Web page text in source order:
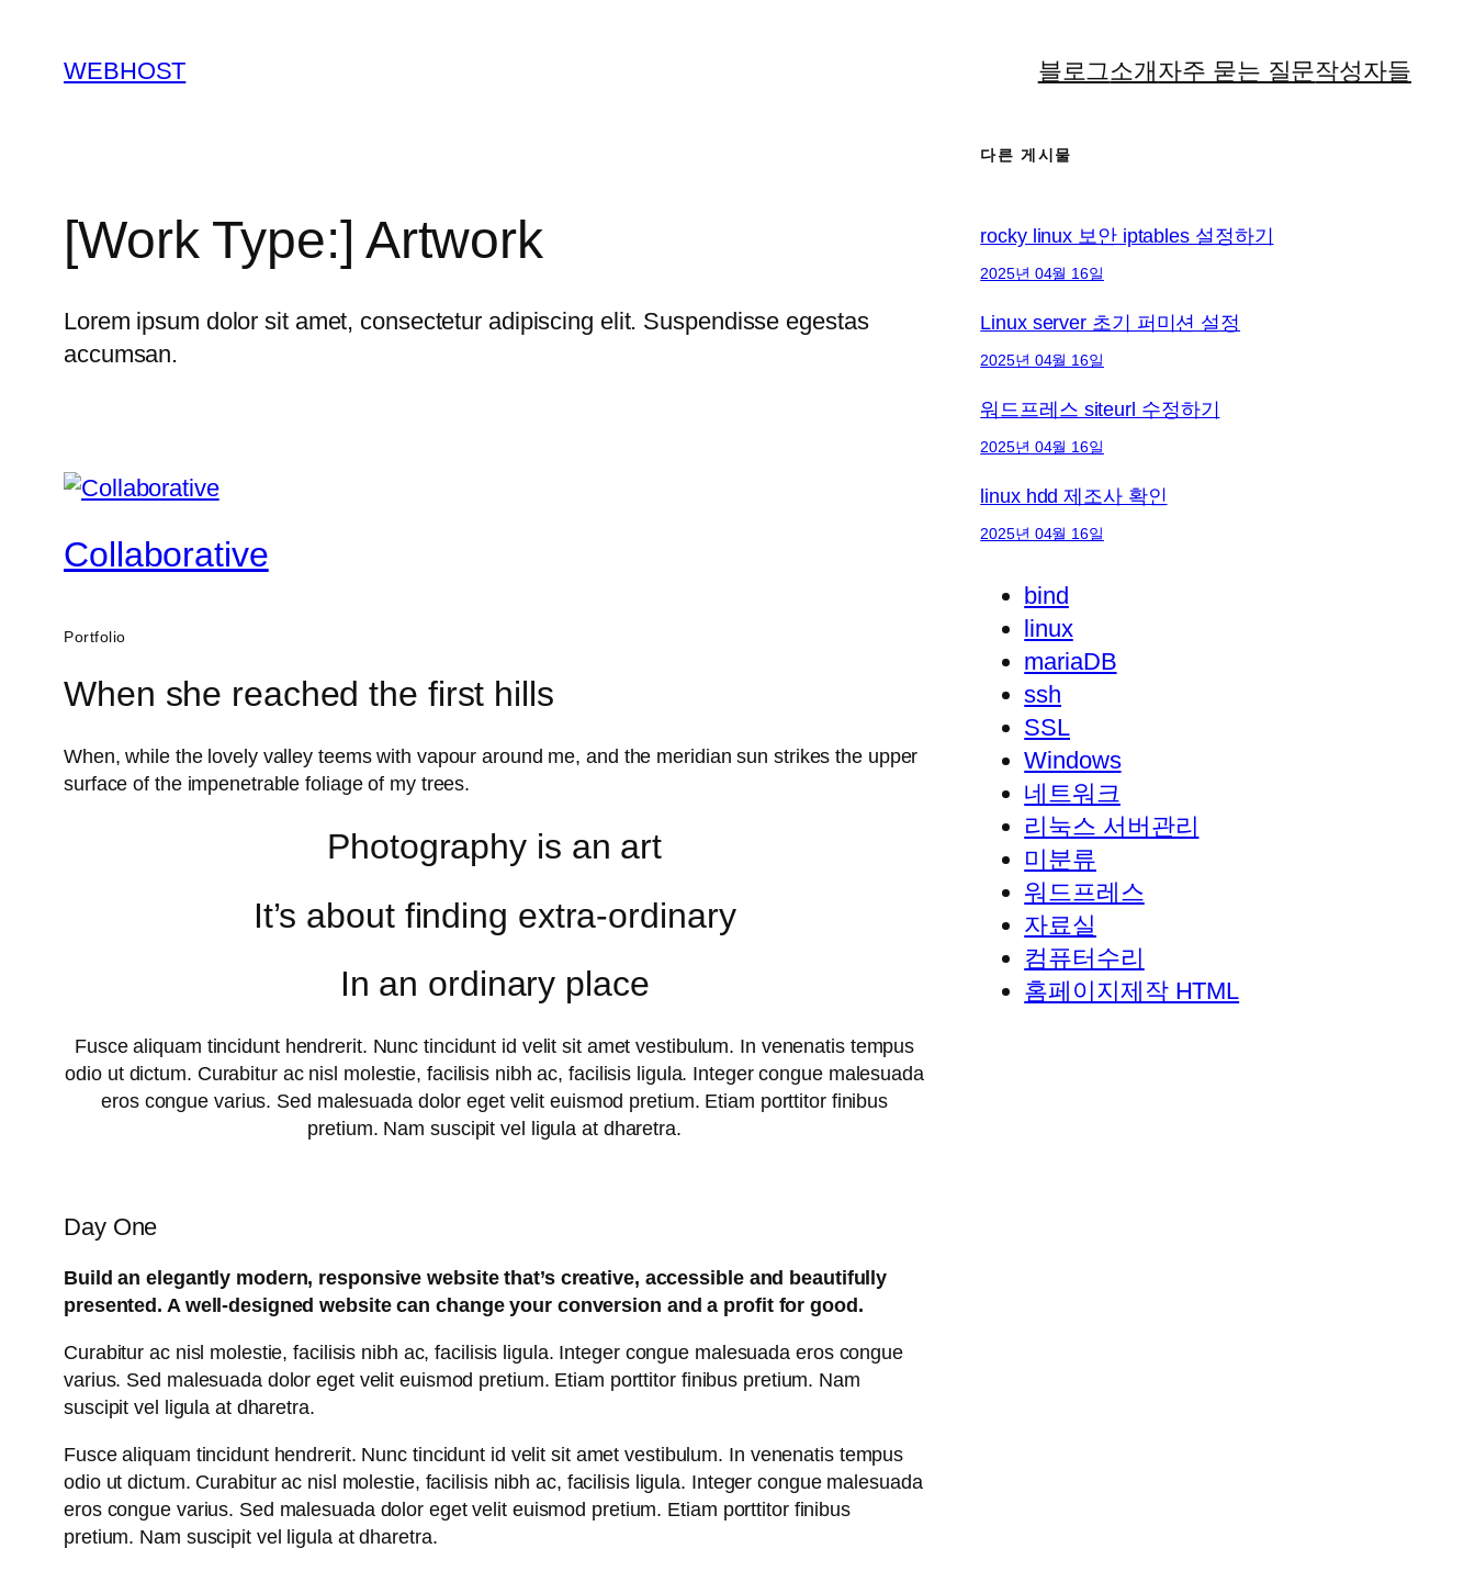
WEBHOST 블로그소개자주 묻는 질문작성자들
[Work Type:] Artwork
Lorem ipsum dolor sit amet, consectetur adipiscing elit. Suspendisse egestas
accumsan.
Collaborative
Portfolio
When she reached the first hills
When, while the lovely valley teems with vapour around me, and the meridian sun strikes the upper
surface of the impenetrable foliage of my trees.
Photography is an art
It’s about finding extra-ordinary
In an ordinary place
Fusce aliquam tincidunt hendrerit. Nunc tincidunt id velit sit amet vestibulum. In venenatis tempus
odio ut dictum. Curabitur ac nisl molestie, facilisis nibh ac, facilisis ligula. Integer congue malesuada
eros congue varius. Sed malesuada dolor eget velit euismod pretium. Etiam porttitor finibus
pretium. Nam suscipit vel ligula at dharetra.
Day One
Build an elegantly modern, responsive website that’s creative, accessible and beautifully
presented. A well-designed website can change your conversion and a profit for good.
Curabitur ac nisl molestie, facilisis nibh ac, facilisis ligula. Integer congue malesuada eros congue
varius. Sed malesuada dolor eget velit euismod pretium. Etiam porttitor finibus pretium. Nam
suscipit vel ligula at dharetra.
Fusce aliquam tincidunt hendrerit. Nunc tincidunt id velit sit amet vestibulum. In venenatis tempus
odio ut dictum. Curabitur ac nisl molestie, facilisis nibh ac, facilisis ligula. Integer congue malesuada
eros congue varius. Sed malesuada dolor eget velit euismod pretium. Etiam porttitor finibus
pretium. Nam suscipit vel ligula at dharetra.
다른 게시물
rocky linux 보안 iptables 설정하기
2025년 04월 16일
Linux server 초기 퍼미션 설정
2025년 04월 16일
워드프레스 siteurl 수정하기
2025년 04월 16일
linux hdd 제조사 확인
2025년 04월 16일
bind
linux
mariaDB
ssh
SSL
Windows
네트워크
리눅스 서버관리
미분류
워드프레스
자료실
컴퓨터수리
홈페이지제작 HTML